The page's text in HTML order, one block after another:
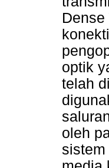
optik
telah
oleh